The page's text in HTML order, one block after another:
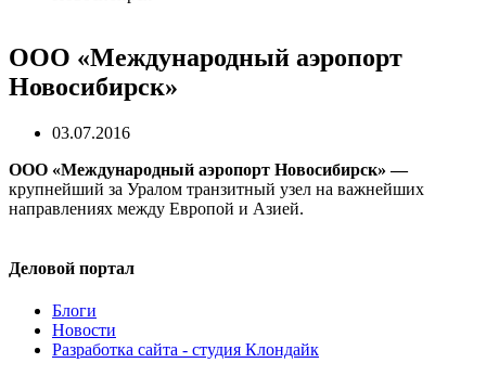
ООО «Международный аэропорт
Новосибирск»
03.07.2016
ООО «Международный аэропорт Новосибирск» —
крупнейший за Уралом транзитный узел на важнейших
направлениях между Европой и Азией.
Деловой портал
Блоги
Новости
Разработка сайта - студия Клондайк